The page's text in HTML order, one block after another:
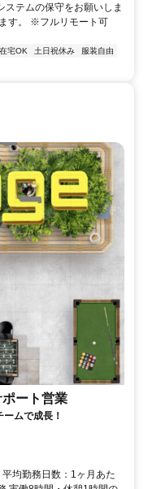
ステムの保守をお願いしま
す。 ※フルリモート可
在宅OK 土日祝休み
服装自由
ート営業
ムで成長！
均勤務日数：1ヶ月あた